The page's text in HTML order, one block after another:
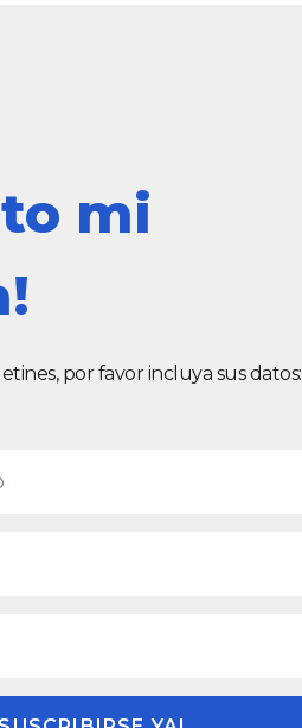
mi
por favor incluya sus datos: